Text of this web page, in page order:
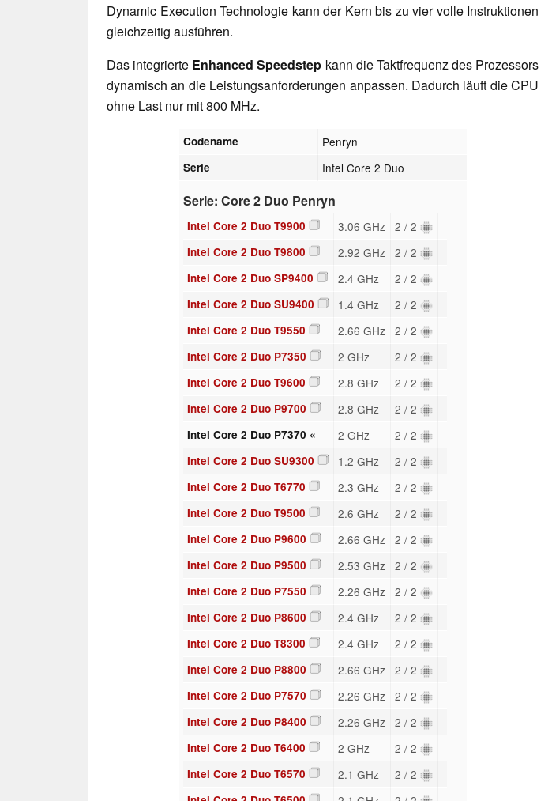
Dynamic Execution Technologie kann der Kern bis zu vier volle Instruktionen
gleichzeitig ausführen.
Das integrierte Enhanced Speedstep kann die Taktfrequenz des Prozessors
dynamisch an die Leistungsanforderungen anpassen. Dadurch läuft die CPU
ohne Last nur mit 800 MHz.
Codename Penryn
Serie Intel Core 2 Duo
Serie: Core 2 Duo Penryn
Intel Core 2 Duo T9900 3.06 GHz 2 / 2
Intel Core 2 Duo T9800 2.92 GHz 2 / 2
Intel Core 2 Duo SP9400 2.4 GHz 2 / 2
Intel Core 2 Duo SU9400 1.4 GHz 2 / 2
Intel Core 2 Duo T9550 2.66 GHz 2 / 2
Intel Core 2 Duo P7350 2 GHz 2 / 2
Intel Core 2 Duo T9600 2.8 GHz 2 / 2
Intel Core 2 Duo P9700 2.8 GHz 2 / 2
Intel Core 2 Duo P7370 « 2 GHz 2 / 2
Intel Core 2 Duo SU9300 1.2 GHz 2 / 2
Intel Core 2 Duo T6770 2.3 GHz 2 / 2
Intel Core 2 Duo T9500 2.6 GHz 2 / 2
Intel Core 2 Duo P9600 2.66 GHz 2 / 2
Intel Core 2 Duo P9500 2.53 GHz 2 / 2
Intel Core 2 Duo P7550 2.26 GHz 2 / 2
Intel Core 2 Duo P8600 2.4 GHz 2 / 2
Intel Core 2 Duo T8300 2.4 GHz 2 / 2
Intel Core 2 Duo P8800 2.66 GHz 2 / 2
Intel Core 2 Duo P7570 2.26 GHz 2 / 2
Intel Core 2 Duo P8400 2.26 GHz 2 / 2
Intel Core 2 Duo T6400 2 GHz 2 / 2
Intel Core 2 Duo T6570 2.1 GHz 2 / 2